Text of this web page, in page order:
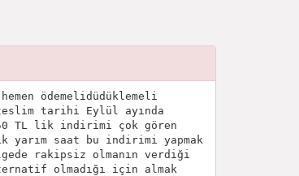
ödemelidüdüklemeli
teslim tarihi Eylül ayında
TL lik indirimi çok gören
yarım saat bu indirimi yapmak
rakipsiz olmanın verdiği
olmadığı için almak